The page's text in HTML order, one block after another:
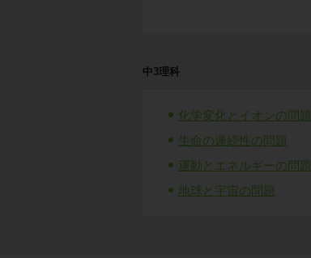
中3理科
化学変化とイオンの問題
生命の連続性の問題
運動とエネルギーの問題
地球と宇宙の問題